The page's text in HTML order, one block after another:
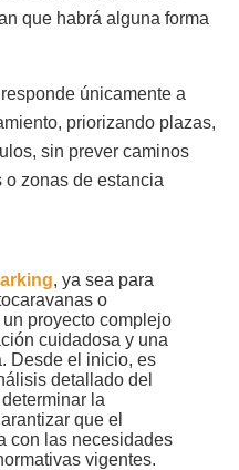
que habrá alguna forma
únicamente a
priorizando plazas,
sin prever caminos
o zonas de estancia
, ya sea para
o
proyecto complejo
cuidadosa y una
Desde el inicio, es
detallado del
la
que el
con las necesidades
vigentes.